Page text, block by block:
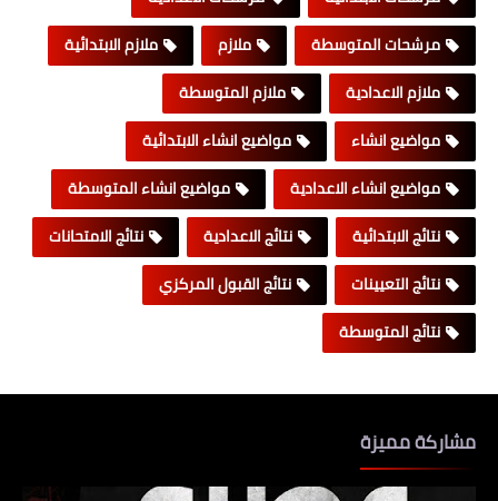
مرشحات المتوسطة
ملازم
ملازم الابتدائية
ملازم الاعدادية
ملازم المتوسطة
مواضيع انشاء
مواضيع انشاء الابتدائية
مواضيع انشاء الاعدادية
مواضيع انشاء المتوسطة
نتائج الابتدائية
نتائج الاعدادية
نتائج الامتحانات
نتائج التعيينات
نتائج القبول المركزي
نتائج المتوسطة
مشاركة مميزة